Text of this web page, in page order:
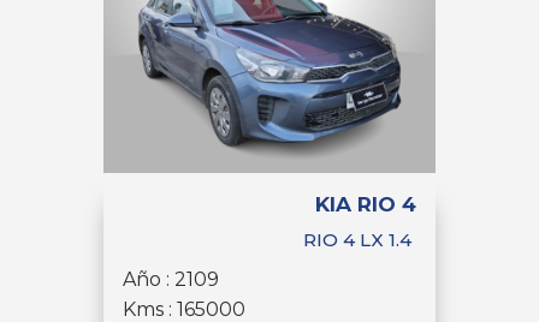
KIA RIO 4
RIO 4 LX 1.4
Año : 2109
Kms : 165000